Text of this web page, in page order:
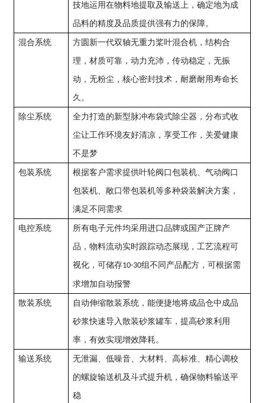
技地运用在物料地提取及输送上，确定地为成
品料的精度及品质提供强有力的保障。
混合系统 方圆新一代双轴无重力桨叶混合机，结构合
理，材质可靠，动力充沛，传动稳定，无振
动，无粉尘，核心密封技术，耐磨耐用寿命长
久。
除尘系统 全力打造的新型脉冲布袋式除尘器，分布式收
尘让工作环境友好清凉，享受工作，关爱健康
不是梦
包装系统 根据客户需求提供叶轮阀口包装机、气动阀口
包装机、敞口带包装机等多种袋装解决方案，
满足不同需求
电控系统 所有电子元件均采用进口品牌或国产正牌产
品，物料流动实时跟踪动态展现，工艺流程可
视化，可储存10-30组不同产品配方，可根据需
求增加自动报警
散装系统 自动伸缩散装系统，能便捷地将成品仓中成品
砂浆快速导入散装砂浆罐车，提高砂浆利用
率，有效实现增效降耗。
输送系统 无泄漏、低噪音、大材料、高标准、精心调校
的螺旋输送机及斗式提升机，确保物料输送平
稳